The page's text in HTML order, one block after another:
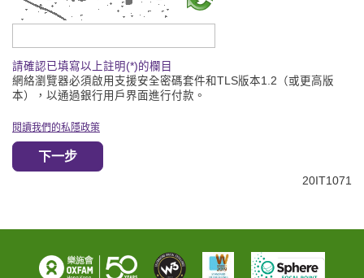
請輸入驗證碼
請確認已填寫以上註明(*)的欄目
網絡瀏覽器必須啟用支援安全密碼套件和TLS版本1.2（或更高版
本），以通過銀行用戶界面進行付款。
閱讀我們的私隱政策
下一步
20IT1071